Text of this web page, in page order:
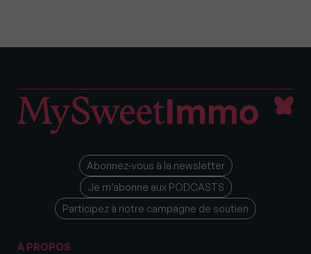
Abonnez-vous à la newsletter
Je m’abonne aux PODCASTS
Participez à notre campagne de soutien
A PROPOS